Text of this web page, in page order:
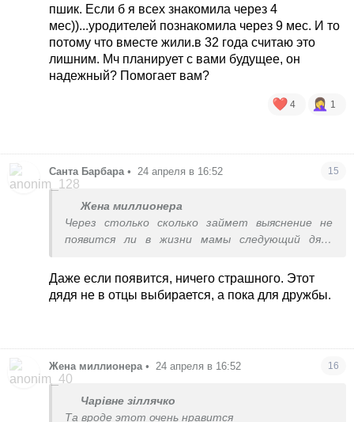
пшик. Если б я всех знакомила через 4
мес))...уродителей познакомила через 9 мес. И то
потому что вместе жили.в 32 года считаю это
лишним. Мч планирует с вами будущее, он
надежный? Помогает вам?
4 1
Санта Барбара • 24 апреля в 16:52 15
Жена миллионера
Через столько сколько займет выяснение не
появится ли в жизни мамы следующий дядя
Даже если появится, ничего страшного. Этот
дядя не в отцы выбирается, а пока для дружбы.
Жена миллионера • 24 апреля в 16:52 16
Чарівне зіллячко
Та вроде этот очень нравится